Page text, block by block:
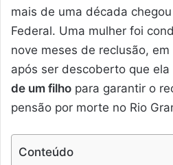
mais de uma década
Federal. Uma mulher foi
nove meses de reclusão,
após ser descoberto que ela
de um filho para garantir o
pensão por morte no Rio
Conteúdo